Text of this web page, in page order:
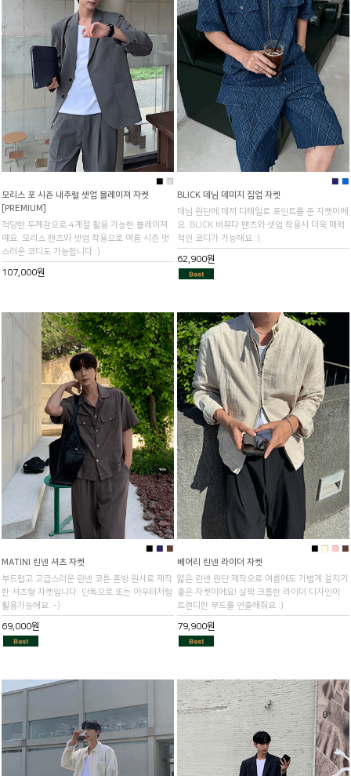
모리스 포 시즌 내추럴 셋업 블레이져 자켓
[PREMIUM]
적당한 두께감으로 4계절 활용 가능한 블레이져
예요. 모리스 팬츠와 셋업 착용으로 여름 시즌 멋
스러운 코디도 가능합니다 :)
107,000원
BLICK 데님 데미지 집업 자켓
데님 원단에 데끼 디테일로 포인트를 준 자켓이에
요. BLICK 버뮤다 팬츠와 셋업 착용시 더욱 매력
적인 코디가 가능해요 :)
62,900원
■ ■ ■
MATINI 린넨 셔츠 자켓
부드럽고 고급스러운 린넨 코튼 혼방 원사로 제작
한 셔츠형 자켓입니다. 단독으로 또는 아우터처럼
활용가능해요 :-)
69,000원
■ ■ ■ ■
베어리 린넨 라이더 자켓
얇은 린넨 원단 제작으로 여름에도 가볍게 걸치기
좋은 자켓이에요! 살짝 크롭한 라이더 디자인이
트렌디한 무드를 연출해줘요 :)
79,900원